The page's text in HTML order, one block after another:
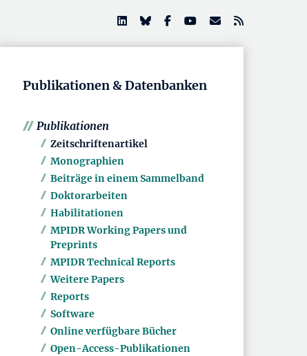
Publikationen & Datenbanken
Publikationen
Zeitschriftenartikel
Monographien
Beiträge in einem Sammelband
Doktorarbeiten
Habilitationen
MPIDR Working Papers und
Preprints
MPIDR Technical Reports
Weitere Papers
Reports
Software
Online verfügbare Bücher
Open-Access-Publikationen